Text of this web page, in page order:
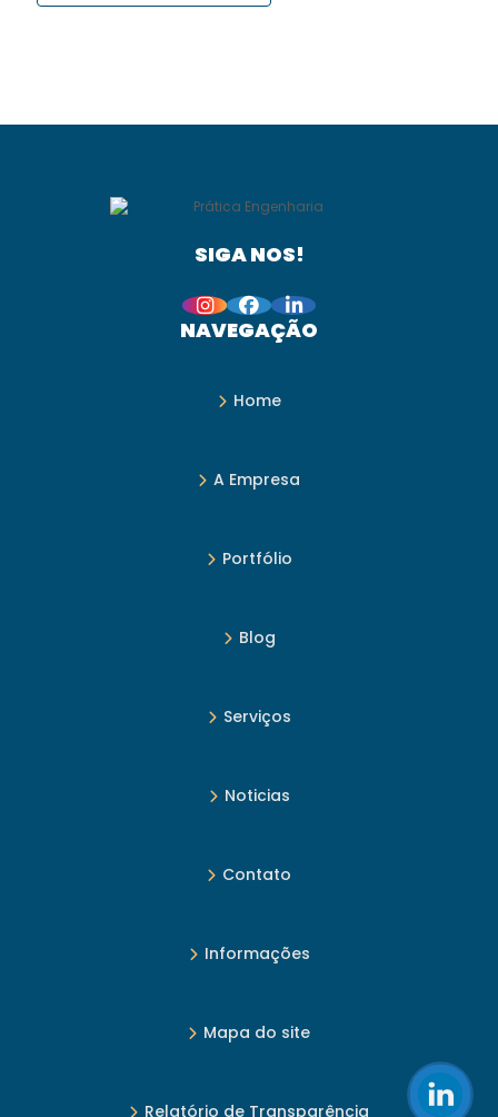
SIGA NOS!
NAVEGAÇÃO
Home
A Empresa
Portfólio
Blog
Serviços
Noticias
Contato
Informações
Mapa do site
Relatório de Transparência